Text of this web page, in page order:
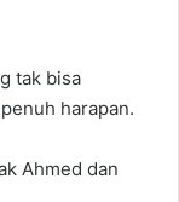
tak bisa
harapan.
Ahmed dan